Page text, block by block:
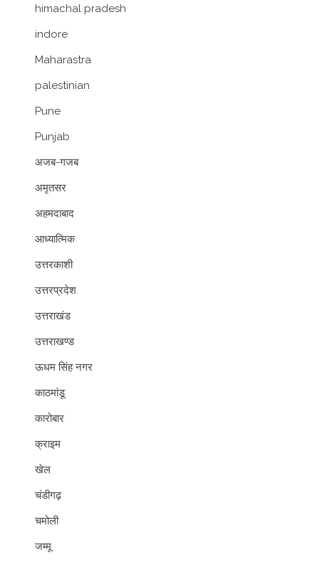
himachal pradesh
indore
Maharastra
palestinian
Pune
Punjab
अजब-गजब
अमृतसर
अहमदाबाद
आध्यात्मिक
उत्तरकाशी
उत्तरप्रदेश
उत्तराखंड
उत्तराखण्ड
ऊधम सिंह नगर
काठमांडू
कारोबार
क्राइम
खेल
चंडीगढ़
चमोली
जम्मू